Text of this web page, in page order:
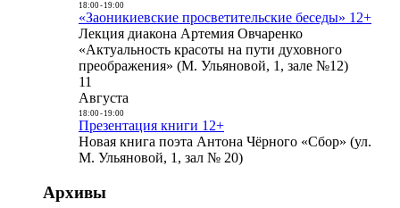
18:00- 19:00
«Заоникиевские просветительские беседы» 12+
Лекция диакона Артемия Овчаренко
«Актуальность красоты на пути духовного
преображения» (М. Ульяновой, 1, зале №12)
11
Августа
18:00- 19:00
Презентация книги 12+
Новая книга поэта Антона Чёрного «Сбор» (ул.
М. Ульяновой, 1, зал № 20)
Архивы